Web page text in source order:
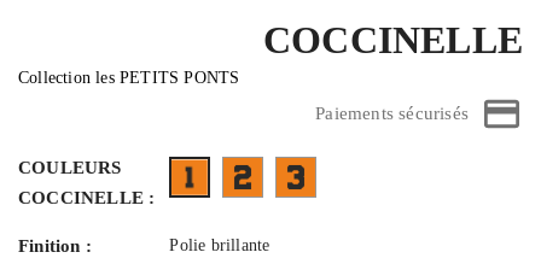
COCCINELLE
Collection les PETITS PONTS
Paiements sécurisés
COULEURS
COCCINELLE :
F12EBT05- face ecaille moucheté branches
FT08B08E-face bordeau transparent
Finition : Polie brillante